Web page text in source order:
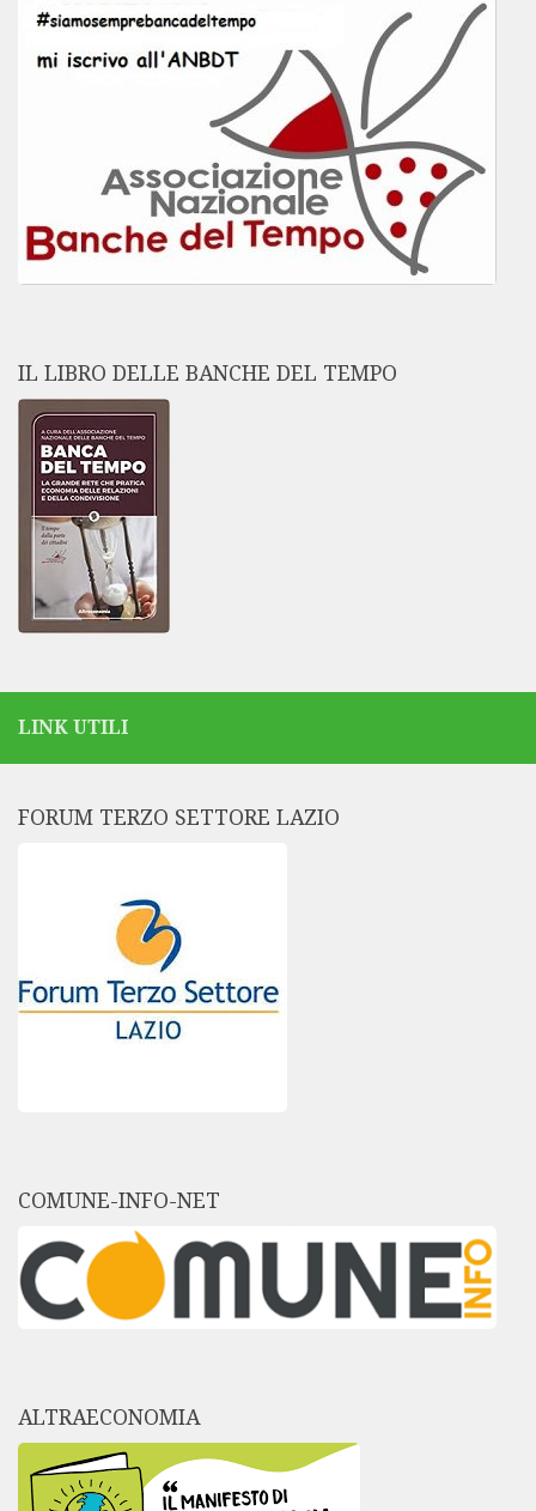
IL LIBRO DELLE BANCHE DEL TEMPO
LINK UTILI
FORUM TERZO SETTORE LAZIO
COMUNE-INFO-NET
ALTRAECONOMIA